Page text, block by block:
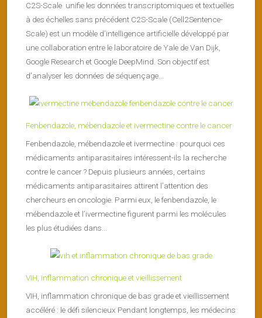
C2S-Scale unifie les données transcriptomiques et textuelles
à des échelles sans précédent C2S-Scale (Cell2Sentence-
Scale) est un modèle d’intelligence artificielle développé par
une collaboration entre le laboratoire de Yale de Van Dijk,
Google Research et Google DeepMind. Son objectif est
d’analyser les données de séquençage...
Fenbendazole, mébendazole et ivermectine contre le cancer
Fenbendazole, mébendazole et ivermectine : pourquoi ces
médicaments antiparasitaires intéressent-ils la recherche
contre le cancer ? Depuis plusieurs années, certains
médicaments antiparasitaires attirent l’attention des
chercheurs en oncologie. Parmi eux, le fenbendazole, le
mébendazole et l’ivermectine figurent parmi les molécules
les plus étudiées dans...
VIH, inflammation chronique et vieillissement
VIH, inflammation chronique de bas grade et vieillissement
accéléré : le défi silencieux Pendant longtemps, les médecins